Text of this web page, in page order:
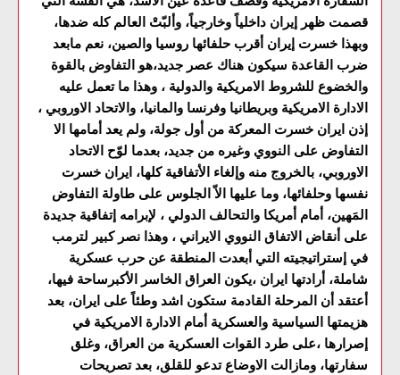
قصمت ظهر إيران داخلياً وخارجياً، وألبّتْ العالم كله ضدها،
وبهذا خسرت إيران أقرب حلفائها روسيا والصين، نعم مابعد
ضرب القاعدة سيكون هناك عصر جديد،هو التفاوض بالقوة
والخضوع للشروط الامريكية والدولية ، وهذا ما تعمل عليه
الادارة الامريكية وبريطانيا وفرنسا والمانيا، والاتحاد الاوروبي ،
إذن ايران خسرت المعركة من أول جولة، ولم يعد أمامها الا
التفاوض على النووي وغيره من جديد، بعدما لوّح الاتحاد
الاوروبي، بالخروج منه وإلغاء الأتفاقية كلها، ايران خسرت
نفسها وحلفائها، وما عليها الاّ الجلوس على طاولة التفاوض
المَهين، أمام أمريكا والتحالف الدولي ، لإبرامه إتفاقية جديدة
على أنقاض الاتفاق النووي الايراني ، وهذا نصر كبير لترمب
في إستراتيجيته التي أبعدت المنطقة عن حرب عسكرية
شاملة، أرادتها ايران ،يكون العراق الخاسر الأكبرساحة فيها،
أعتقد أن المرحلة القادمة ستكون اشد وطئاً على ايران، بعد
هزيمتها السياسية والعسكرية أمام الادارة الامريكية في
إصرارها ،على طرد القوات العسكرية من العراق، وغلق
سفارتها، ومازالت الاوضاع تدعو للقلق، بعد تصريحات